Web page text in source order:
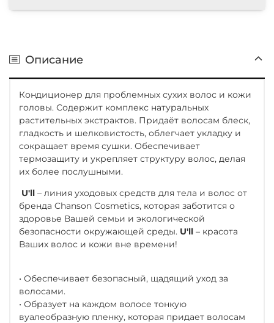
Описание
Кондиционер для проблемных сухих волос и кожи
головы. Содержит комплекс натуральных
растительных экстрактов. Придаёт волосам блеск,
гладкость и шелковистость, облегчает укладку и
сокращает время сушки. Обеспечивает
термозащиту и укрепляет структуру волос, делая
их более послушными.
U'll – линия уходовых средств для тела и волос от
бренда Chanson Сosmetics, которая заботится о
здоровье Вашей семьи и экологической
безопасности окружающей среды. U'll – красота
Ваших волос и кожи вне времени!
• Обеспечивает безопасный, щадящий уход за
волосами.
• Образует на каждом волосе тонкую
вуалеобразную пленку, которая придает волосам